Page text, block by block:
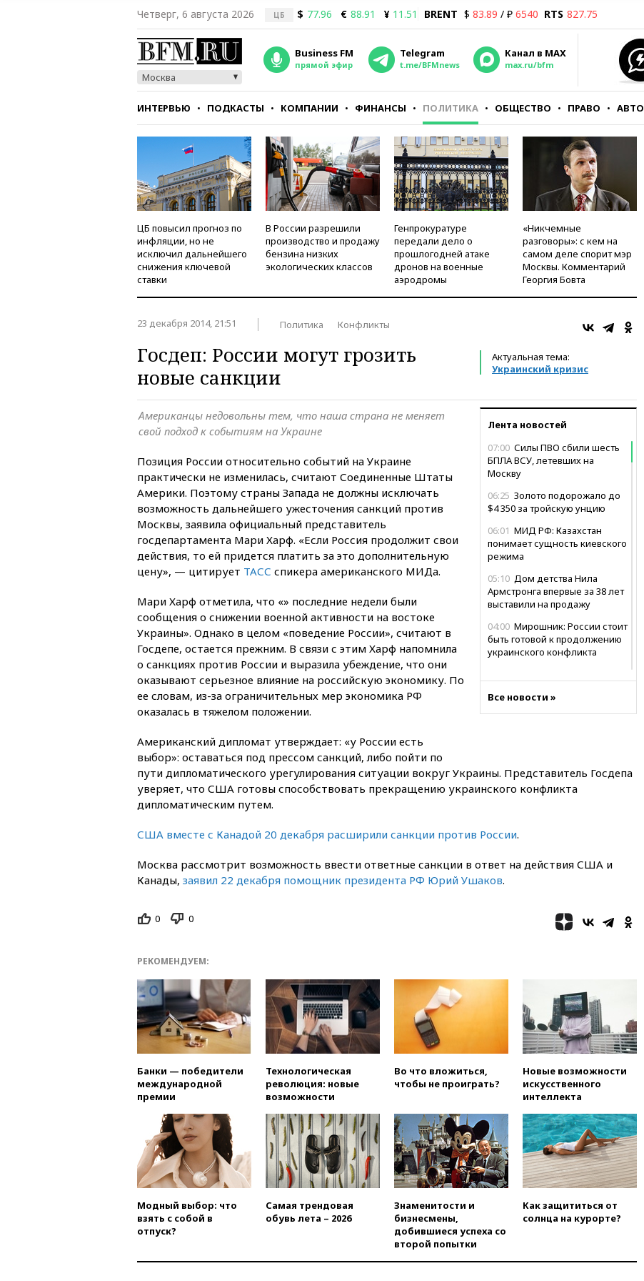
Четверг, 6 августа 2026 ЦБ $ 77.96 € 88.91 ¥ 11.51 BRENT $ 83.89 / ₽ 6540 RTS 827.75
Москва
Business FM
прямой эфир
Telegram
t.me/BFMnews
Канал в MAX
max.ru/bfm
ИНТЕРВЬЮ ПОДКАСТЫ КОМПАНИИ ФИНАНСЫ ПОЛИТИКА ОБЩЕСТВО ПРАВО АВТО
СТИЛЬ ТЕСТЫ
ЦБ повысил прогноз по
инфляции, но не
исключил дальнейшего
снижения ключевой
ставки
В России разрешили
производство и продажу
бензина низких
экологических классов
Генпрокуратуре
передали дело о
прошлогодней атаке
дронов на военные
аэродромы
«Никчемные
разговоры»: с кем на
самом деле спорит мэр
Москвы. Комментарий
Георгия Бовта
23 декабря 2014, 21:51 Политика Конфликты
Актуальная тема:
Украинский кризис
Госдеп: России могут грозить
новые санкции
Лента новостей
07:00 Силы ПВО сбили шесть
БПЛА ВСУ, летевших на
Москву
06:25 Золото подорожало до
$4 350 за тройскую унцию
06:01 МИД РФ: Казахстан
понимает сущность киевского
режима
05:10 Дом детства Нила
Армстронга впервые за 38 лет
выставили на продажу
04:00 Мирошник: России стоит
быть готовой к продолжению
украинского конфликта
Ираном
01:10 МИД РФ: ЕС пытается
сохранить мобилизационный
ресурс для Украины
Бэтмена» показала лицо
вчера, 23:35Российского
историка Артема Кирпиченка
«Спартак»
разгромил «Оренбург» в
вчера, 22:49Минпромторг:
банкротство «Кванта» не
означает прекращения
вчера, 22:35 Семь грузовых
Оренбургской области
вчера, 22:22Минфин: в июле
выросли нефтегазовые
доходы российского бюджета
вчера, 22:15Аксаков: ЦБ
согласовал первый стандарт
исламского банкинга
подтвердили, что конкурс
Все новости »
Американцы недовольны тем, что наша страна не меняет
свой подход к событиям на Украине
Позиция России относительно событий на Украине
практически не изменилась, считают Соединенные Штаты
Америки. Поэтому страны Запада не должны исключать
возможность дальнейшего ужесточения санкций против
Москвы, заявила официальный представитель
госдепартамента Мари Харф. «Если Россия продолжит свои
действия, то ей придется платить за это дополнительную
цену», — цитирует ТАСС спикера американского МИДа.
Мари Харф отметила, что «» последние недели были
сообщения о снижении военной активности на востоке
Украины». Однако в целом «поведение России», считают в
Госдепе, остается прежним. В связи с этим Харф напомнила
о санкциях против России и выразила убеждение, что они
оказывают серьезное влияние на российскую экономику. По
ее словам, из-за ограничительных мер экономика РФ
оказалась в тяжелом положении.
Американский дипломат утверждает: «у России есть
выбор»: оставаться под прессом санкций, либо пойти по
пути дипломатического урегулирования ситуации вокруг Украины. Представитель Госдепа
уверяет, что США готовы способствовать прекращению украинского конфликта
дипломатическим путем.
США вместе с Канадой 20 декабря расширили санкции против России.
Москва рассмотрит возможность ввести ответные санкции в ответ на действия США и
Канады, заявил 22 декабря помощник президента РФ Юрий Ушаков.
0 0
РЕКОМЕНДУЕМ:
Банки — победители
международной
премии
Технологическая
революция: новые
возможности
Во что вложиться,
чтобы не проиграть?
Новые возможности
искусственного
интеллекта
Модный выбор: что
взять с собой в
отпуск?
Самая трендовая
обувь лета – 2026
Знаменитости и
бизнесмены,
добившиеся успеха со
второй попытки
Как защититься от
солнца на курорте?